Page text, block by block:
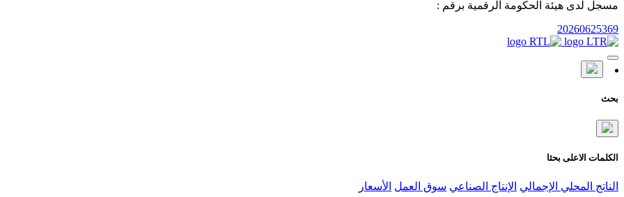
مسجل لدى هيئة الحكومة الرقمية برقم :
20260625369
بحث
الكلمات الاعلى بحثا
الناتج المحلي الإجمالي الإنتاج الصناعي سوق العمل الأسعار